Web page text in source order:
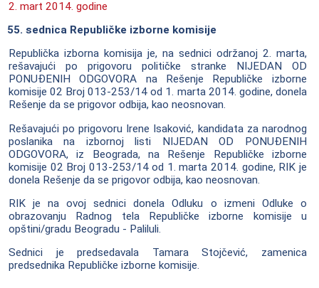
2. mart 2014. godine
55. sednica Republičke izborne komisije
Republička izborna komisija je, na sednici održanoj 2. marta,
rešavajući po prigovoru političke stranke NIJEDAN OD
PONUĐENIH ODGOVORA na Rešenje Republičke izborne
komisije 02 Broj 013-253/14 od 1. marta 2014. godine, donela
Rešenje da se prigovor odbija, kao neosnovan.
Rešavajući po prigovoru Irene Isaković, kandidata za narodnog
poslanika na izbornoj listi NIJEDAN OD PONUĐENIH
ODGOVORA, iz Beograda, na Rešenje Republičke izborne
komisije 02 Broj 013-253/14 od 1. marta 2014. godine, RIK je
donela Rešenje da se prigovor odbija, kao neosnovan.
RIK je na ovoj sednici donela Odluku o izmeni Odluke o
obrazovanju Radnog tela Republičke izborne komisije u
opštini/gradu Beogradu - Paliluli.
Sednici je predsedavala Tamara Stojčević, zamenica
predsednika Republičke izborne komisije.